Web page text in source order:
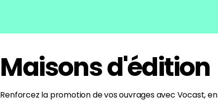
Maisons d'édition
Renforcez la promotion de vos ouvrages avec Vocast, en